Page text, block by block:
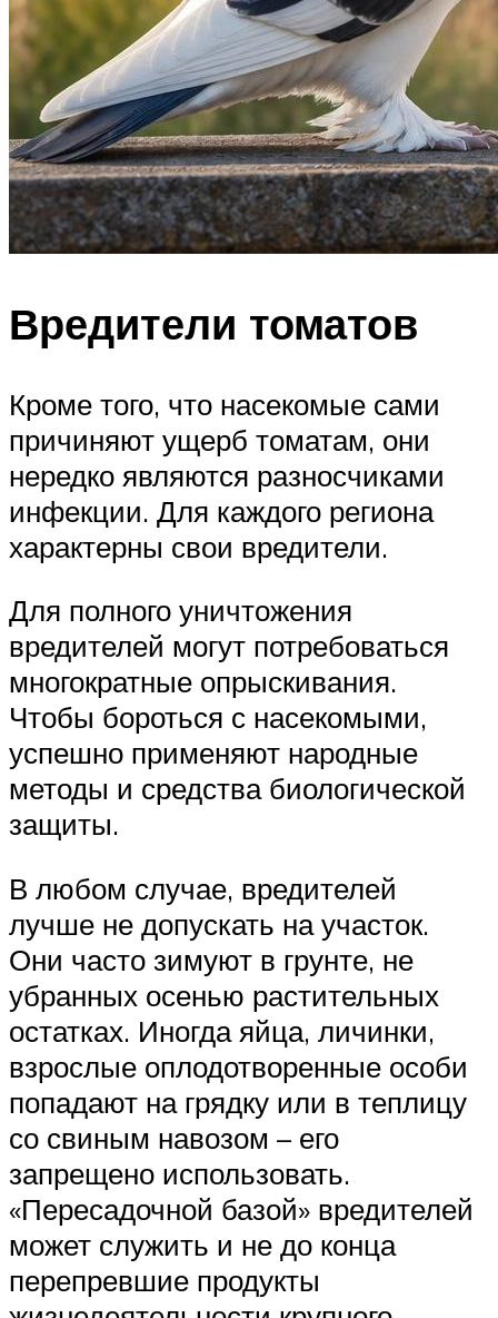
Вредители томатов
Кроме того, что насекомые сами
причиняют ущерб томатам, они
нередко являются разносчиками
инфекции. Для каждого региона
характерны свои вредители.
Для полного уничтожения
вредителей могут потребоваться
многократные опрыскивания.
Чтобы бороться с насекомыми,
успешно применяют народные
методы и средства биологической
защиты.
В любом случае, вредителей
лучше не допускать на участок.
Они часто зимуют в грунте, не
убранных осенью растительных
остатках. Иногда яйца, личинки,
взрослые оплодотворенные особи
попадают на грядку или в теплицу
со свиным навозом – его
запрещено использовать.
«Пересадочной базой» вредителей
может служить и не до конца
перепревшие продукты